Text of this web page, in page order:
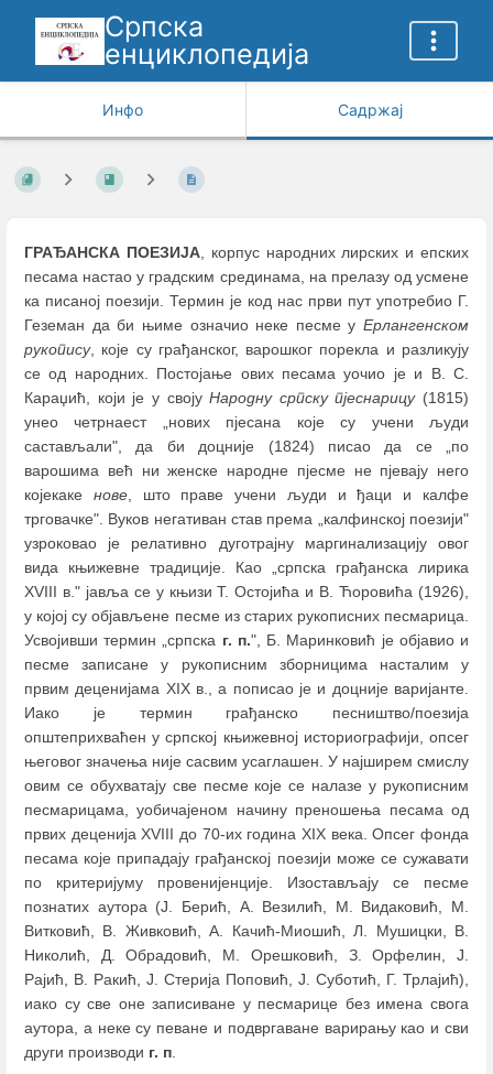
Српска
енциклопедија
Инфо Садржај
ГРАЂАНСКА ПОЕЗИЈА, корпус народних лирских и епских
песама настао у градским срединама, на прелазу од усмене
ка писаној поезији. Термин је код нас први пут употребио Г.
Геземан да би њиме означио неке песме у Ерлангенском
рукопису, које су грађанског, варошког порекла и разликују
се од народних. Постојање ових песама уочио је и В. С.
Караџић, који је у својуНародну српску пјеснарицу(1815)
унео четрнаест „нових пјесана које су учени људи
састављали", да би доцније (1824) писао да се „по
варошима већ ни женске народне пјесме не пјевају него
којекаке нове, што праве учени људи и ђаци и калфе
трговачке". Вуков негативан став према „калфинској поезији"
узроковао је релативно дуготрајну маргинализацију овог
вида књижевне традиције. Као „српска грађанска лирика
XVIII в." јавља се у књизи Т. Остојића и В. Ћоровића (1926),
у којој су објављене песме из старих рукописних песмарица.
Усвојивши термин „српска г. п.", Б. Маринковић је објавио и
песме записане у рукописним зборницима насталим у
првим деценијама XIX в., а пописао је и доцније варијанте.
Иако је термин грађанско песништво/поезија
општеприхваћен у српској књижевној историографији, опсег
његовог значења није сасвим усаглашен. У најширем смислу
овим се обухватају све песме које се налазе у рукописним
песмарицама, уобичајеном начину преношења песама од
првих деценија XVIII до 70-их година XIX века. Опсег фонда
песама које припадају грађанској поезији може се сужавати
по критеријуму провенијенције. Изостављају се песме
познатих аутора (Ј. Берић, А. Везилић, М. Видаковић, М.
Витковић, В. Живковић, А. Качић-Миошић, Л. Мушицки, В.
Николић, Д. Обрадовић, М. Орешковић, З. Орфелин, Ј.
Рајић, В. Ракић, Ј. Стерија Поповић, Ј. Суботић, Г. Трлајић),
иако су све оне записиване у песмарице без имена свога
аутора, а неке су певане и подвргаване варирању као и сви
други производи г. п.